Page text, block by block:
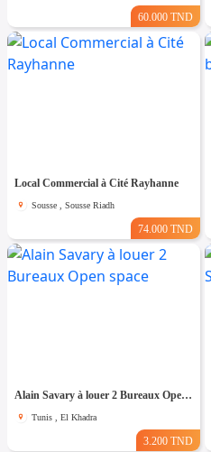
60.000 TND
Local Commercial à Cité Rayhanne
Sousse , Sousse Riadh
74.000 TND
Alain Savary à louer 2 Bureaux Open space
Tunis , El Khadra
3.200 TND